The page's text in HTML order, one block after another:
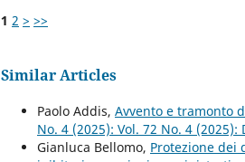
1 2 > >>
Similar Articles
Paolo Addis, Avvento e tramonto
No. 4 (2025): Vol. 72 No. 4 (2025):
Gianluca Bellomo, Protezione